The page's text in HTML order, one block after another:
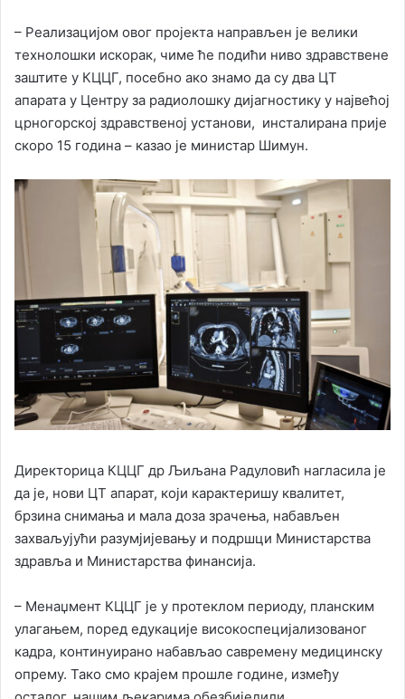
– Реализацијом овог пројекта направљен је велики
технолошки искорак, чиме ће подићи ниво здравствене
заштите у КЦЦГ, посебно ако знамо да су два ЦТ
апарата у Центру за радиолошку дијагностику у највећој
црногорској здравственој установи, инсталирана прије
скоро 15 година – казао је министар Шимун.
Директорица КЦЦГ др Љиљана Радуловић нагласила је
да је, нови ЦТ апарат, који карактеришу квалитет,
брзина снимања и мала доза зрачења, набављен
захваљујући разумјијевању и подршци Министарства
здравља и Министарства финансија.
– Менаџмент КЦЦГ је у протеклом периоду, планским
улагањем, поред едукације високоспецијализованог
кадра, континуирано набављао савремену медицинску
опрему. Тако смо крајем прошле године, између